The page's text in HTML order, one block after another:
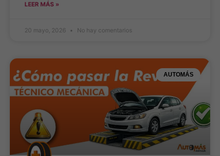
LEER MÁS »
20 mayo, 2026 No hay comentarios
AUTOMÁS